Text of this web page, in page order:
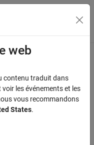
du menu
information?
web
contenu traduit dans
les événements et les
vous recommandons
States.